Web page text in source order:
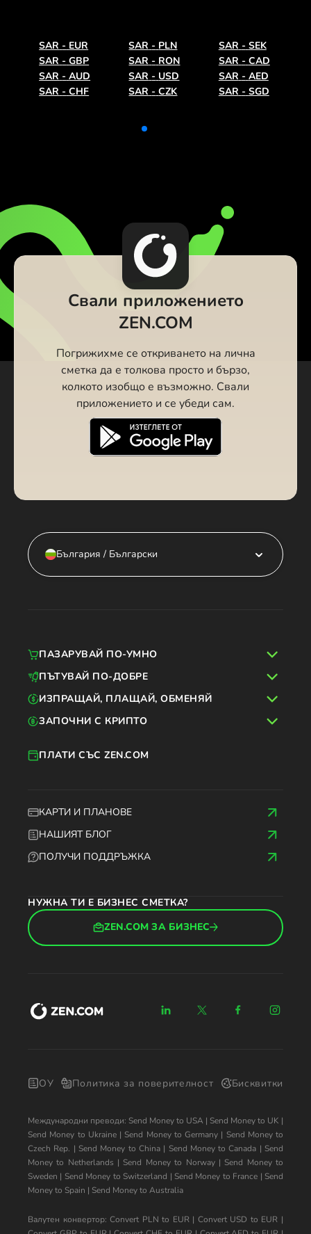
SAR - EUR SAR - PLN SAR - SEK
SAR - GBP SAR - RON SAR - CAD
SAR - AUD SAR - USD SAR - AED
SAR - CHF SAR - CZK SAR - SGD
Свали приложението
ZEN.COM
Погрижихме се откриването на лична
сметка да е толкова просто и бързо,
колкото изобщо е възможно. Свали
приложението и се убеди сам.
България / Български
КАРТИ И ПЛАНОВЕ
НАШИЯТ БЛОГ
ПОЛУЧИ ПОДДРЪЖКА
ПЛАТИ СЪС ZEN.COM
НУЖНА ТИ Е БИЗНЕС СМЕТКА?
ZEN.COM ЗА БИЗНЕС
ПАЗАРУВАЙ ПО-УМНО
ПЪТУВАЙ ПО-ДОБРЕ
ИЗПРАЩАЙ, ПЛАЩАЙ, ОБМЕНЯЙ
ЗАПОЧНИ С КРИПТО
ОУ Политика за поверителност Бисквитки
Международни преводи: Send Money to USA | Send Money to UK |
Send Money to Ukraine| Send Money to Germany | Send Money to
Czech Rep. | Send Money to China| Send Money to Canada | Send
Money to Netherlands | Send Money to Norway| Send Money to
Sweden | Send Money to Switzerland | Send Money to France | Send
Money to Spain | Send Money to Australia
Валутен конвертор:Convert PLN to EUR| Convert USD to EUR |